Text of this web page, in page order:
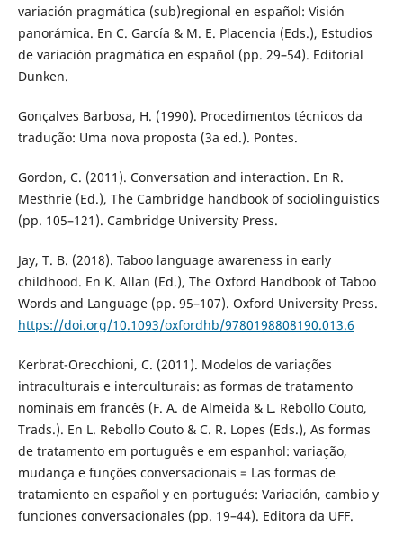
variación pragmática (sub)regional en español: Visión
panorámica. En C. García & M. E. Placencia (Eds.), Estudios
de variación pragmática en español (pp. 29–54). Editorial
Dunken.
Gonçalves Barbosa, H. (1990). Procedimentos técnicos da
tradução: Uma nova proposta (3a ed.). Pontes.
Gordon, C. (2011). Conversation and interaction. En R.
Mesthrie (Ed.), The Cambridge handbook of sociolinguistics
(pp. 105–121). Cambridge University Press.
Jay, T. B. (2018). Taboo language awareness in early
childhood. En K. Allan (Ed.), The Oxford Handbook of Taboo
Words and Language (pp. 95–107). Oxford University Press.
https://doi.org/10.1093/oxfordhb/9780198808190.013.6
Kerbrat-Orecchioni, C. (2011). Modelos de variações
intraculturais e interculturais: as formas de tratamento
nominais em francês (F. A. de Almeida & L. Rebollo Couto,
Trads.). En L. Rebollo Couto & C. R. Lopes (Eds.), As formas
de tratamento em português e em espanhol: variação,
mudança e funções conversacionais = Las formas de
tratamiento en español y en portugués: Variación, cambio y
funciones conversacionales (pp. 19–44). Editora da UFF.